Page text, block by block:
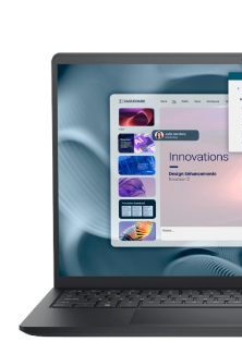
Inele Smart
Ochelari Smart
Smartphone IPhone
Sisteme PC & Periferice
Sisteme Desktop & Monitoare
PC NUC
Gaming PC & Console
Desk Gaming